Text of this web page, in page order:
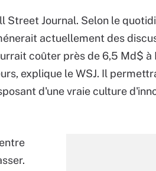
Street Journal. Selon le
actuellement des
coûter près de 6,5 Md$ à
explique le WSJ. Il
d'une vraie culture